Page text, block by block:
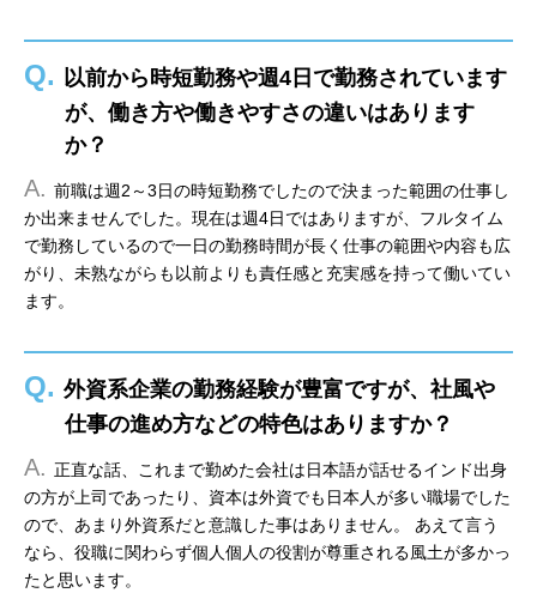
Q. 以前から時短勤務や週4日で勤務されています
が、働き方や働きやすさの違いはあります
か？
A. 前職は週2～3日の時短勤務でしたので決まった範囲の仕事し
か出来ませんでした。現在は週4日ではありますが、フルタイム
で勤務しているので一日の勤務時間が長く仕事の範囲や内容も広
がり、未熟ながらも以前よりも責任感と充実感を持って働いてい
ます。
Q. 外資系企業の勤務経験が豊富ですが、社風や
仕事の進め方などの特色はありますか？
A. 正直な話、これまで勤めた会社は日本語が話せるインド出身
の方が上司であったり、資本は外資でも日本人が多い職場でした
ので、あまり外資系だと意識した事はありません。 あえて言う
なら、役職に関わらず個人個人の役割が尊重される風土が多かっ
たと思います。